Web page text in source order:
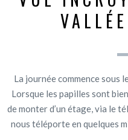
La journée commence sous
Lorsque les papilles sont
de monter d’un étage, via le
nous téléporte en quelques